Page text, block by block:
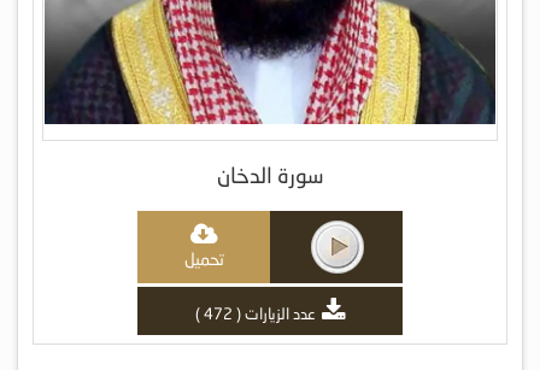
سورة الدخان
تحميل
عدد الزيارات ( 472 )